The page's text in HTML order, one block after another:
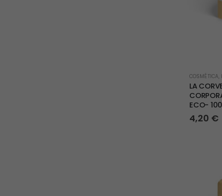
COSMÉTICA
LA
ECO-
4,20 €